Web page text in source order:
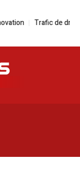
Trafic de drogue et